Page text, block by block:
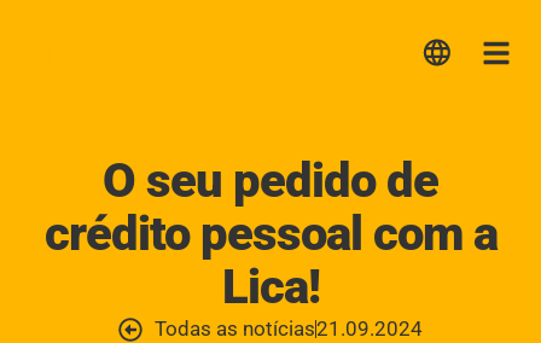
O seu pedido de
crédito pessoal com a
Lica!
Todas as notícias21.09.2024